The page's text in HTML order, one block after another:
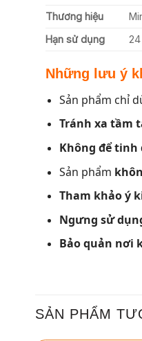
Thương hiệu
Hạn sử dụng
Những lưu ý
Sản phẩm chỉ
Tránh xa tầm
Không để tinh
Sản phẩm
Tham khảo ý
Ngưng sử
Bảo quản nơi
SẢN PHẨM